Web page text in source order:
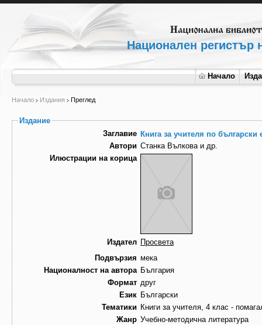
Национален регистър
Начало
Начало Издания Преглед
Издание
Заглавие Книга за учителя по български
Автори Станка Вълкова и др.
Илюстрации на корица
Издател Просвета
Подвързия мека
Националност на автора България
Формат друг
Език Български
Тематики Книги за учителя, 4 клас -
Жанр Учебно-методична литература